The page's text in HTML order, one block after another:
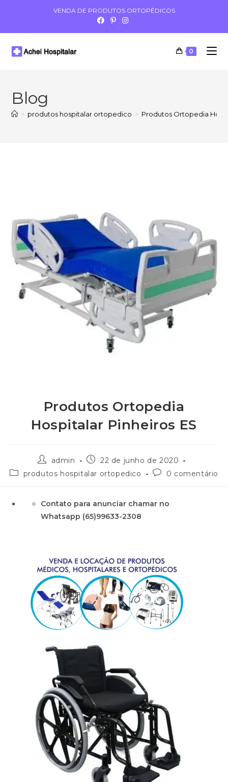
VENDA DE PRODUTOS ORTOPÉDICOS
0
Blog
> produtos hospitalar ortopedico > Produtos Ortopedia
Produtos Ortopedia
Hospitalar Pinheiros ES
admin
22 de junho de 2020
produtos hospitalar ortopedico
0 comentário
Contato para anunciar chamar no
Whatsapp (65)99633-2308